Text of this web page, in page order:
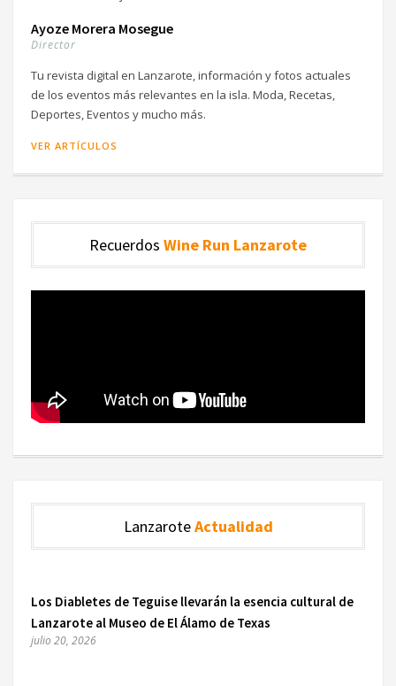
Ayoze Morera Mosegue
Director
Tu revista digital en Lanzarote, información y fotos actuales
de los eventos más relevantes en la isla. Moda, Recetas,
Deportes, Eventos y mucho más.
VER ARTÍCULOS
Recuerdos Wine Run Lanzarote
LanzaroteActualidad
Los Diabletes de Teguise llevarán la esencia cultural de
Lanzarote al Museo de El Álamo de Texas
julio 20, 2026